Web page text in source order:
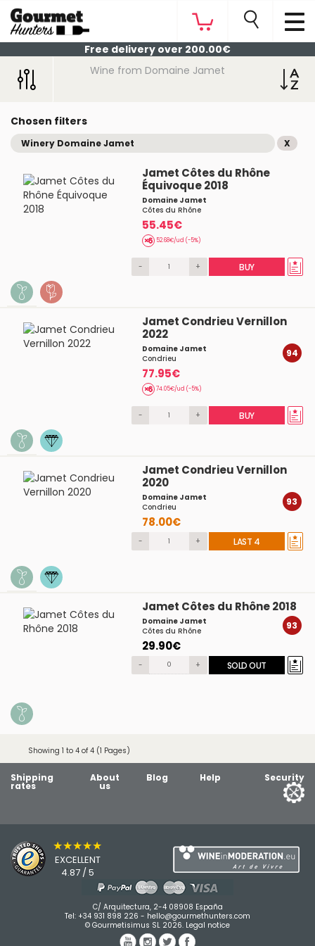
Free delivery over 200.00€
Wine from Domaine Jamet
Chosen filters
Winery Domaine Jamet X
Jamet Côtes du Rhône
Équivoque 2018
Domaine Jamet
Côtes du Rhône
55.45€
52.68€/ud (-5%)
- + BUY
Jamet Condrieu Vernillon
2022
Domaine Jamet
Condrieu
77.95€
74.05€/ud (-5%)
94
- + BUY
Jamet Condrieu Vernillon
2020
Domaine Jamet
Condrieu
78.00€
93
- + LAST 4
Jamet Côtes du Rhône 2018
Domaine Jamet
Côtes du Rhône
29.90€
93
- + SOLD OUT
Showing 1 to 4 of 4 (1 Pages)
Shipping
rates
About
us
Blog Help Security
★★★★★
EXCELLENT
4.87 / 5
C/ Arquitectura, 2-4 08908 España
Tel: +34 931 898 226 - hello@gourmethunters.com
© Gourmetisimus SL 2026. Legal notice